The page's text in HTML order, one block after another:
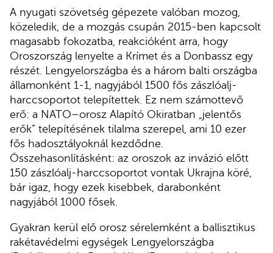
A nyugati szövetség gépezete valóban mozog,
közeledik, de a mozgás csupán 2015-ben kapcsolt
magasabb fokozatba, reakcióként arra, hogy
Oroszország lenyelte a Krímet és a Donbassz egy
részét. Lengyelországba és a három balti országba
államonként 1-1, nagyjából 1500 fős zászlóalj-
harccsoportot telepítettek. Ez nem számottevő
erő: a NATO–orosz Alapító Okiratban „jelentős
erők” telepítésének tilalma szerepel, ami 10 ezer
fős hadosztályoknál kezdődne.
Összehasonlításként: az oroszok az invázió előtt
150 zászlóalj-harccsoportot vontak Ukrajna köré,
bár igaz, hogy ezek kisebbek, darabonként
nagyjából 1000 fősek.
Gyakran kerül elő orosz sérelemként a ballisztikus
rakétavédelmi egységek Lengyelországba